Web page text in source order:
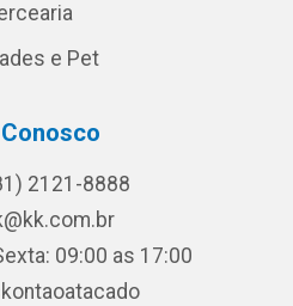
e Pet
2121-8888
09:00 as 17:00